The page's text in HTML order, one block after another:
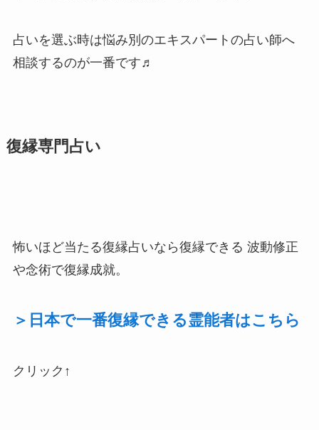
占いを選ぶ時は悩み別のエキスパートの占い師へ
相談するのが一番です♬
復縁専門占い
怖いほど当たる復縁占いなら復縁できる 波動修正
や念術で復縁成就。
＞日本で一番復縁できる霊能者はこちら
クリック↑